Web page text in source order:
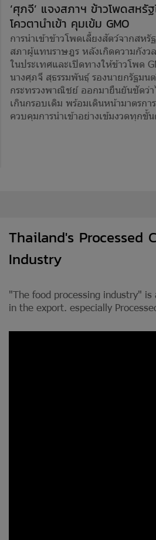
‘ศุภจี’ แจงสภาฯ ข้าวโพดสหรั
โควตานำเข้า คุมเข้ม GMO
การนำเข้าข้าวโพดเลี้ยงสัตว์จากสห
สภาผู้แทนราษฎร หลังเกิดความกังว
ในประเทศและเปิดทางให้ข้าวโพด
นางศุภจี สุธรรมพันธุ์ รองนายกรัฐมน
กระทรวงพาณิชย์ ออกมายืนยันชัดว่า
เกินกรอบเดิม พร้อมเดินหน้ามาตรกา
ควบคุมการนำเข้าอย่างเข้มงวดทุกขั้
Thailand's Processed
Industry
"The food processing industry"
in the export. especially